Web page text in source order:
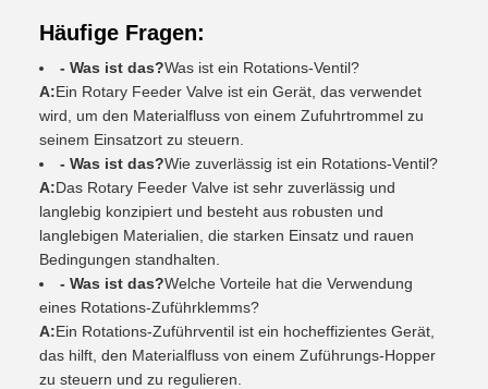
Häufige Fragen:
- Was ist das?Was ist ein Rotations-Ventil?
A:Ein Rotary Feeder Valve ist ein Gerät, das verwendet
wird, um den Materialfluss von einem Zufuhrtrommel zu
seinem Einsatzort zu steuern.
- Was ist das?Wie zuverlässig ist ein Rotations-Ventil?
A:Das Rotary Feeder Valve ist sehr zuverlässig und
langlebig konzipiert und besteht aus robusten und
langlebigen Materialien, die starken Einsatz und rauen
Bedingungen standhalten.
- Was ist das?Welche Vorteile hat die Verwendung
eines Rotations-Zuführklemms?
A:Ein Rotations-Zuführventil ist ein hocheffizientes Gerät,
das hilft, den Materialfluss von einem Zuführungs-Hopper
zu steuern und zu regulieren.